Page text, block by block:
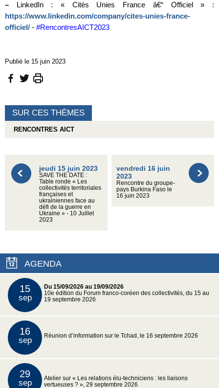
– LinkedIn : « Cités Unies France â€“ Officiel » :
https://www.linkedin.com/company/cites-unies-france-
officiel/ - #RencontresAICT2023
Publié le 15 juin 2023
SUR CES THÈMES
RENCONTRES AICT
jeudi 15 juin 2023
SAVE THE DATE :
Table ronde « Les
collectivités territoriales
françaises et
ukrainiennes face au
défi de la guerre en
Ukraine » - 10 Juillet
2023
vendredi 16 juin
2023
Rencontre du groupe-
pays Burkina Faso le
16 juin 2023
AGENDA
15
sep
Du 15/09/2026 au 19/09/2026
10e édition du Forum franco-coréen des collectivités, du 15 au
19 septembre 2026
16
sep Réunion d’information sur le Tchad, le 16 septembre 2026
29
sep
Atelier sur « Les relations élu-techniciens : les liaisons
vertueuses ? », 29 septembre 2026